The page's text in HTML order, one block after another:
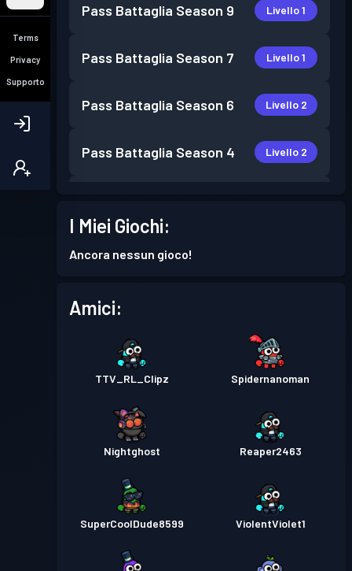
Terms
Privacy
Supporto
Pass Battaglia Season 9 Livello 1
Pass Battaglia Season 7 Livello 1
Pass Battaglia Season 6 Livello 2
Pass Battaglia Season 4 Livello 2
Pass Battaglia Season 2
I Miei Giochi:
Ancora nessun gioco!
Amici:
TTV_RL_Clipz Spidernanoman
Nightghost Reaper2463
SuperCoolDude8599 ViolentViolet1